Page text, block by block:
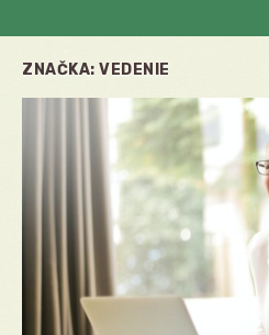
ZNAČKA: VEDENIE